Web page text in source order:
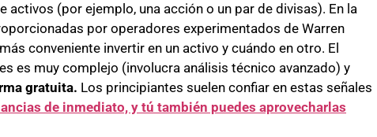
activos (por ejemplo, una acción o un par de divisas). En la
por operadores experimentados de Warren
conveniente invertir en un activo y cuándo en otro. El
es muy complejo (involucra análisis técnico avanzado) y
gratuita. Los principiantes suelen confiar en estas señales
de inmediato, y tú también puedes aprovecharlas